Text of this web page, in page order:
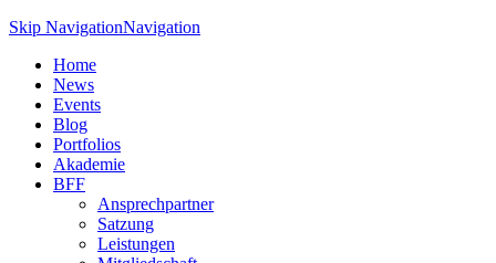
Skip NavigationNavigation
Home
News
Events
Blog
Portfolios
Akademie
BFF
Ansprechpartner
Satzung
Leistungen